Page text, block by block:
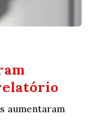
aumentaram